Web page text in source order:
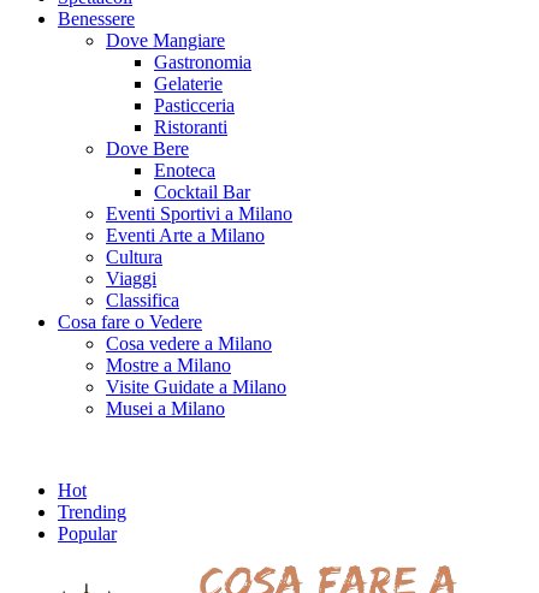
Benessere
Dove Mangiare
Gastronomia
Gelaterie
Pasticceria
Ristoranti
Dove Bere
Enoteca
Cocktail Bar
Eventi Sportivi a Milano
Eventi Arte a Milano
Cultura
Viaggi
Classifica
Cosa fare o Vedere
Cosa vedere a Milano
Mostre a Milano
Visite Guidate a Milano
Musei a Milano
Hot
Trending
Popular